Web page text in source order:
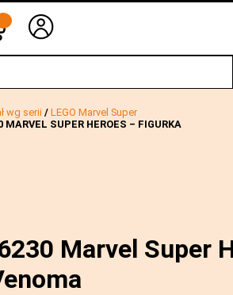
wg serii /LEGO Marvel Super
SUPER HEROES – FIGURKA
Marvel Super